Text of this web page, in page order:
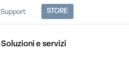
Support STORE
Soluzioni e servizi